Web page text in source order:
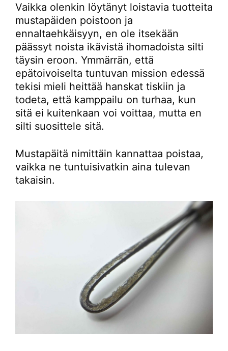
Vaikka olenkin löytänyt loistavia tuotteita
mustapäiden poistoon ja
ennaltaehkäisyyn, en ole itsekään
päässyt noista ikävistä ihomadoista silti
täysin eroon. Ymmärrän, että
epätoivoiselta tuntuvan mission edessä
tekisi mieli heittää hanskat tiskiin ja
todeta, että kamppailu on turhaa, kun
sitä ei kuitenkaan voi voittaa, mutta en
silti suosittele sitä.
Mustapäitä nimittäin kannattaa poistaa,
vaikka ne tuntuisivatkin aina tulevan
takaisin.